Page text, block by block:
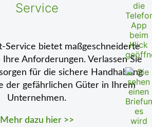
Service
Service bietet maßgeschneiderte
Ihre Anforderungen. Verlassen Sie
für die sichere Handhabung
der gefährlichen Güter in Ihrem
Unternehmen.
Mehr dazu hier >>